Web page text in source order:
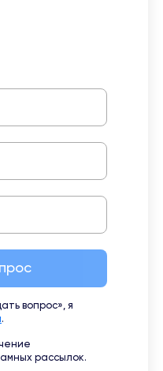
вопрос», я
.
рассылок.